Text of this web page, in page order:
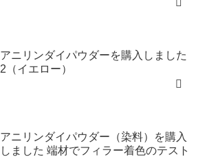
アニリンダイパウダーを購入しました
2（イエロー）
アニリンダイパウダー（染料）を購入
しました 端材でフィラー着色のテスト